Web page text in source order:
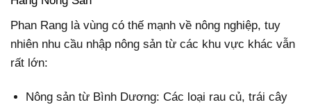
Phan Rang là vùng có thế mạnh về nông nghiệp, tuy
nhiên nhu cầu nhập nông sản từ các khu vực khác vẫn
rất lớn:
Nông sản từ Bình Dương: Các loại rau củ, trái cây